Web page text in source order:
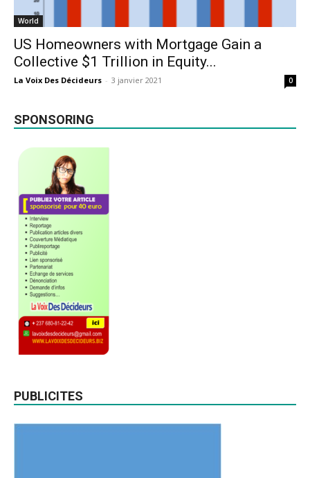
World
US Homeowners with Mortgage Gain a
Collective $1 Trillion in Equity...
La Voix Des Décideurs - 3 janvier 2021 0
SPONSORING
PUBLICITES